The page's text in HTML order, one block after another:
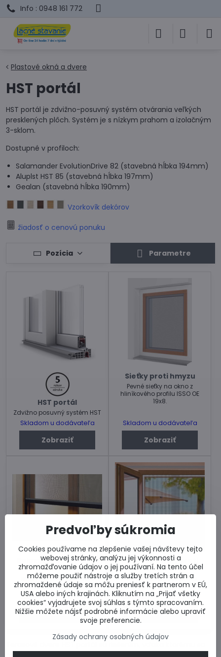
Info : 0948 161 772
Plastové okná a dvere
HST portál
HST portál je zdvižno-posuvný systém otvárania veľkých
presklených plôch. Systém je s nízkym prahom a izolačným
3-sklom.
Dostupné v profiloch:
Salamander EvolutionDrive 82 (stavebná hĺbka 194mm)
Aluplst HST 85 (stavebná hĺbka 197mm)
Gealan (stavebná hĺbka 190mm)
Vzorkovík dekórov
žiadosť o cenovú ponuku
Pozícia Parametre
HST portál
Zdvižno posuvný systém HST
Skladom u dodávateľa
Zobraziť
Sieťky proti hmyzu
Pevné sieťky na okno z
hliníkového profilu ISSO OE
19x8.
Skladom u dodávateľa
Zobraziť
Rolovacie sieťky proti
hmyzu
Sieťky na okno rolovacie
VERSA
Skladom u dodávateľa
Zobraziť
Dverové sieťky proti
hmyzu
Sieťky na dvere z profilu DE
50x20 v prevedení LUX.
Skladom u dodávateľa
Zobraziť
Predvoľby súkromia
Cookies používame na zlepšenie vašej návštevy tejto
webovej stránky, analýzu jej výkonnosti a
zhromažďovanie údajov o jej používaní. Na tento účel
môžeme použiť nástroje a služby tretích strán a
zhromaždené údaje sa môžu preniesť k partnerom v EÚ,
USA alebo iných krajinách. Kliknutím na „Prijať všetky
cookies“ vyjadrujete svoj súhlas s týmto spracovaním.
Nižšie môžete nájsť podrobné informácie alebo upraviť
svoje preferencie.
Zásady ochrany osobných údajov